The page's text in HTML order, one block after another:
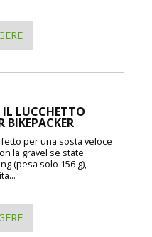
LUCCHETTO
BIKEPACKER
per una sosta veloce
la gravel se state
(pesa solo 156 g),